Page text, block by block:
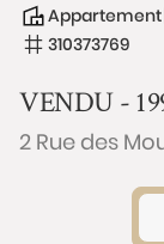
Appartement
310373769
VENDU -
2 Rue des